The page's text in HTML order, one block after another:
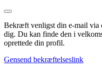
Bekræft venligst din e-mail via
dig. Du kan finde den i
oprettede din profil.
Gensend bekræftelseslink